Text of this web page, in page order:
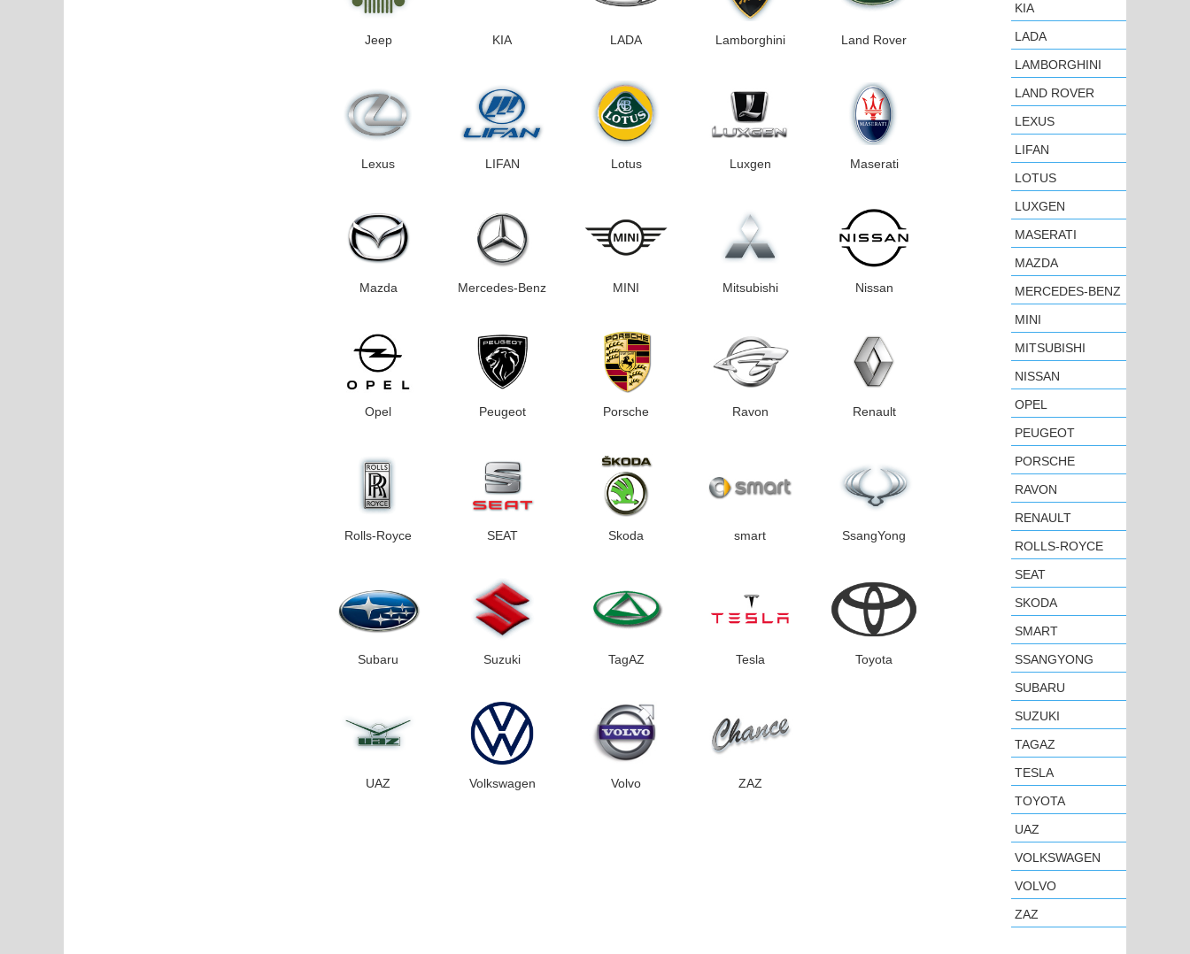
Jeep KIA LADA Lamborghini Land Rover
Lexus LIFAN Lotus Luxgen Maserati
Mazda Mercedes-Benz MINI Mitsubishi Nissan
Opel Peugeot Porsche Ravon Renault
Rolls-Royce SEAT Skoda smart SsangYong
Subaru Suzuki TagAZ Tesla Toyota
UAZ Volkswagen Volvo ZAZ
KIA
LADA
LAMBORGHINI
LAND ROVER
LEXUS
LIFAN
LOTUS
LUXGEN
MASERATI
MAZDA
MERCEDES-BENZ
MINI
MITSUBISHI
NISSAN
OPEL
PEUGEOT
PORSCHE
RAVON
RENAULT
ROLLS-ROYCE
SEAT
SKODA
SMART
SSANGYONG
SUBARU
SUZUKI
TAGAZ
TESLA
TOYOTA
UAZ
VOLKSWAGEN
VOLVO
ZAZ